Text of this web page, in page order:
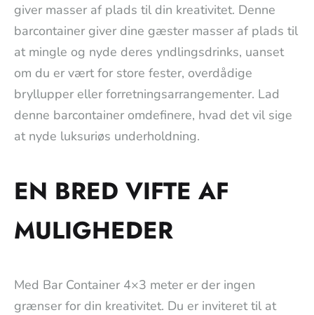
giver masser af plads til din kreativitet. Denne
barcontainer giver dine gæster masser af plads til
at mingle og nyde deres yndlingsdrinks, uanset
om du er vært for store fester, overdådige
bryllupper eller forretningsarrangementer. Lad
denne barcontainer omdefinere, hvad det vil sige
at nyde luksuriøs underholdning.
EN BRED VIFTE AF
MULIGHEDER
Med Bar Container 4×3 meter er der ingen
grænser for din kreativitet. Du er inviteret til at